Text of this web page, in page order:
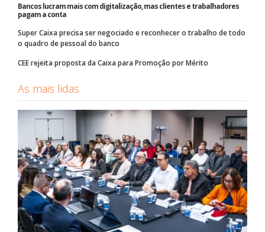
Bancos lucram mais com digitalização, mas clientes e trabalhadores
pagam a conta
Super Caixa precisa ser negociado e reconhecer o trabalho de todo
o quadro de pessoal do banco
CEE rejeita proposta da Caixa para Promoção por Mérito
As mais lidas